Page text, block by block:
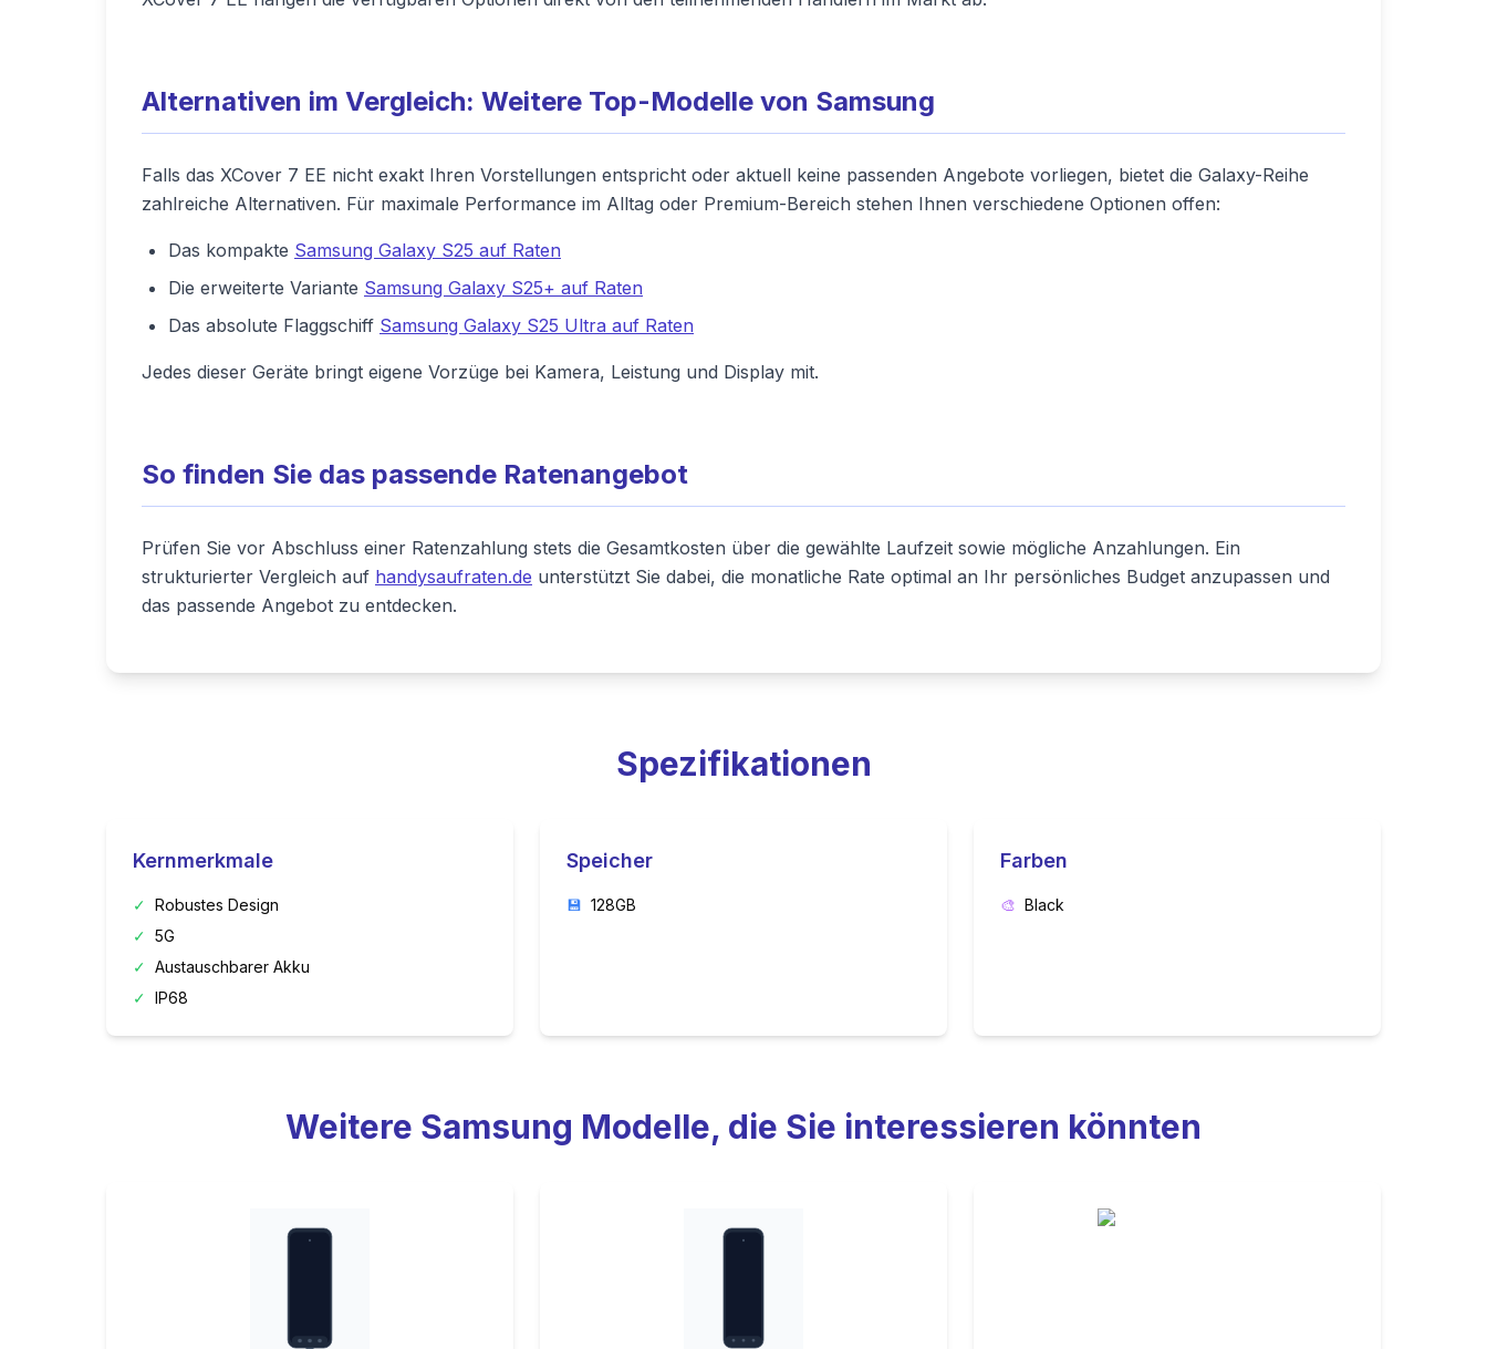
Alternativen im Vergleich: Weitere Top-Modelle von Samsung
Falls das XCover 7 EE nicht exakt Ihren Vorstellungen entspricht oder aktuell keine passenden Angebote vorliegen, bietet die Galaxy-Reihe
zahlreiche Alternativen. Für maximale Performance im Alltag oder Premium-Bereich stehen Ihnen verschiedene Optionen offen:
Das kompakte Samsung Galaxy S25 auf Raten
Die erweiterte Variante Samsung Galaxy S25+ auf Raten
Das absolute Flaggschiff Samsung Galaxy S25 Ultra auf Raten
Jedes dieser Geräte bringt eigene Vorzüge bei Kamera, Leistung und Display mit.
So finden Sie das passende Ratenangebot
Prüfen Sie vor Abschluss einer Ratenzahlung stets die Gesamtkosten über die gewählte Laufzeit sowie mögliche Anzahlungen. Ein
strukturierter Vergleich auf handysaufraten.de unterstützt Sie dabei, die monatliche Rate optimal an Ihr persönliches Budget anzupassen und
das passende Angebot zu entdecken.
Spezifikationen
Kernmerkmale
✓ Robustes Design
✓ 5G
✓ Austauschbarer Akku
✓ IP68
Speicher
💾 128GB
Farben
🎨 Black
Weitere Samsung Modelle, die Sie interessieren könnten